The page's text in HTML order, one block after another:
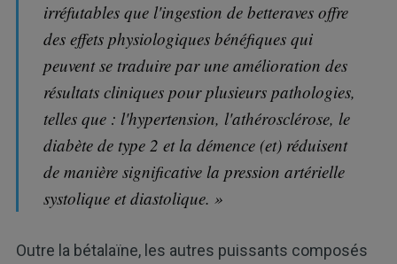
irréfutables que l'ingestion de betteraves offre
des effets physiologiques bénéfiques qui
peuvent se traduire par une amélioration des
résultats cliniques pour plusieurs pathologies,
telles que : l'hypertension, l'athérosclérose, le
diabète de type 2 et la démence (et) réduisent
de manière significative la pression artérielle
systolique et diastolique. »
Outre la bétalaïne, les autres puissants composés